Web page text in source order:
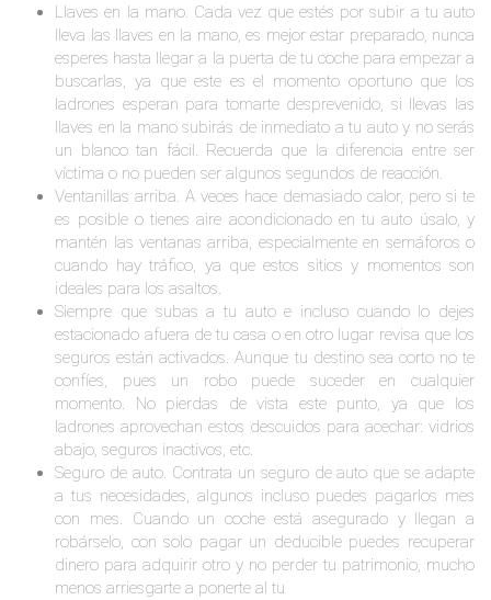
Llaves en la mano. Cada vez que estés por subir a tu auto
lleva las llaves en la mano, es mejor estar preparado, nunca
esperes hasta llegar a la puerta de tu coche para empezar a
buscarlas, ya que este es el momento oportuno que los
ladrones esperan para tomarte desprevenido, si llevas las
llaves en la mano subirás de inmediato a tu auto y no serás
un blanco tan fácil. Recuerda que la diferencia entre ser
víctima o no pueden ser algunos segundos de reacción.
Ventanillas arriba. A veces hace demasiado calor, pero si te
es posible o tienes aire acondicionado en tu auto úsalo, y
mantén las ventanas arriba, especialmente en semáforos o
cuando hay tráfico, ya que estos sitios y momentos son
ideales para los asaltos.
Siempre que subas a tu auto e incluso cuando lo dejes
estacionado afuera de tu casa o en otro lugar revisa que los
seguros están activados. Aunque tu destino sea corto no te
confíes, pues un robo puede suceder en cualquier
momento. No pierdas de vista este punto, ya que los
ladrones aprovechan estos descuidos para acechar: vidrios
abajo, seguros inactivos, etc.
Seguro de auto. Contrata un seguro de auto que se adapte
a tus necesidades, algunos incluso puedes pagarlos mes
con mes. Cuando un coche está asegurado y llegan a
robárselo, con solo pagar un deducible puedes recuperar
dinero para adquirir otro y no perder tu patrimonio, mucho
menos arriesgarte a ponerte al tu